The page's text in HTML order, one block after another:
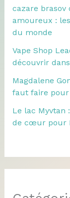
cazare brasov
amoureux :
du monde
Vape Shop
découvrir
Magdalene
faut faire
Le lac Myvtan
de cœur pour